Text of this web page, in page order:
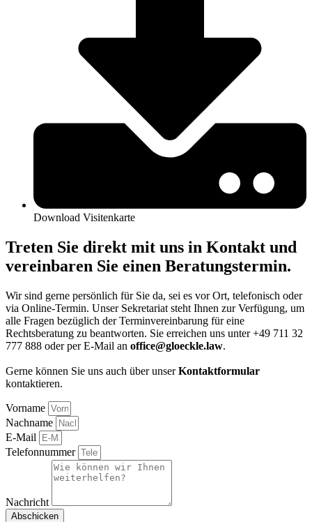
Download Visitenkarte
Treten Sie direkt mit uns in Kontakt und
vereinbaren Sie einen Beratungstermin.
Wir sind gerne persönlich für Sie da, sei es vor Ort, telefonisch oder
via Online-Termin. Unser Sekretariat steht Ihnen zur Verfügung, um
alle Fragen bezüglich der Terminvereinbarung für eine
Rechtsberatung zu beantworten. Sie erreichen uns unter +49 711 32
777 888 oder per E-Mail an office@gloeckle.law.
Gerne können Sie uns auch über unserKontaktformular
kontaktieren.
Vorname
Nachname
E-Mail
Telefonnummer
Nachricht
Abschicken